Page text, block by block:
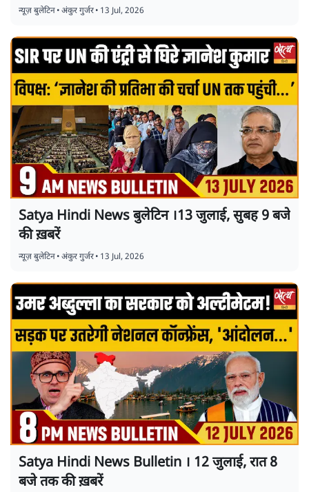
न्यूज़ बुलेटिन•अंकुर गुर्जर• 13 Jul, 2026
Satya Hindi News बुलेटिन ।13 जुलाई, सुबह 9 बजे
की ख़बरें
न्यूज़ बुलेटिन•अंकुर गुर्जर• 13 Jul, 2026
Satya Hindi News Bulletin । 12 जुलाई, रात 8
बजे तक की ख़बरें